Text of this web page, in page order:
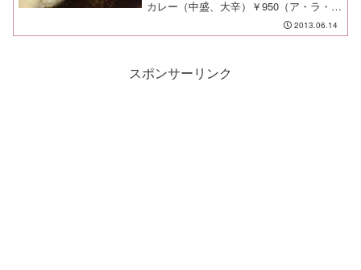
カレー（中盛、大辛）￥950（ア・ラ・ブ
ッフェ シュン）しっかりと辛いけど、
辛いだけじゃ無くてしっかりとした味が
2013.06.14
スポンサーリンク